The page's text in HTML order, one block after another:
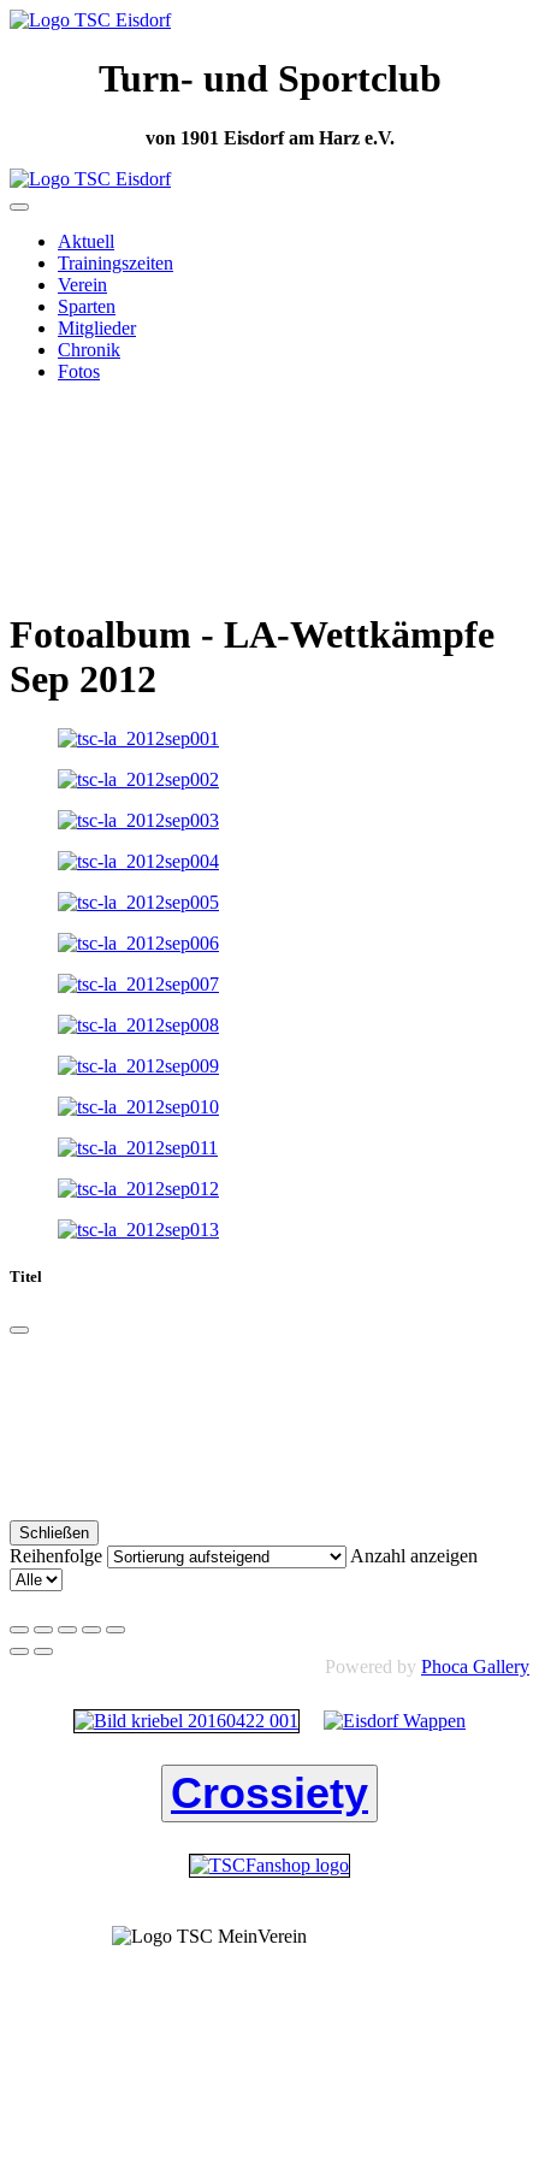
Turn- und Sportclub
von 1901 Eisdorf am Harz e.V.
Aktuell
Trainingszeiten
Verein
Sparten
Mitglieder
Chronik
Fotos
Fotoalbum - LA-Wettkämpfe
Sep 2012
Titel
Schließen
Reihenfolge Anzahl anzeigen
Powered by Phoca Gallery
Crossiety